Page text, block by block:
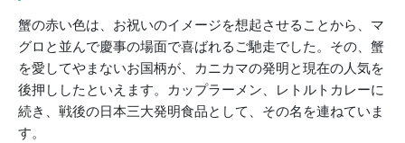
蟹の赤い色は、お祝いのイメージを想起させることから、マ
グロと並んで慶事の場面で喜ばれるご馳走でした。その、蟹
を愛してやまないお国柄が、カニカマの発明と現在の人気を
後押ししたといえます。カップラーメン、レトルトカレーに
続き、戦後の日本三大発明食品として、その名を連ねていま
す。